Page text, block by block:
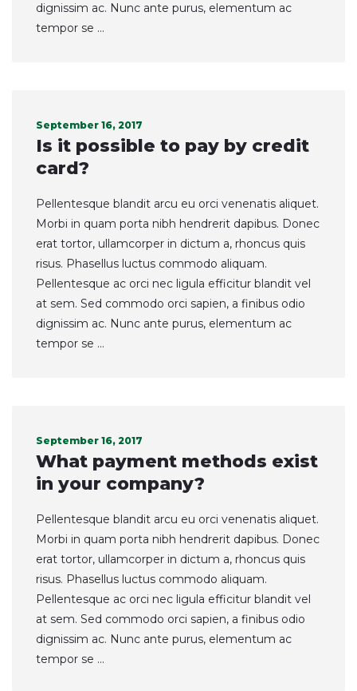
dignissim ac. Nunc ante purus, elementum ac
tempor se ...
September 16, 2017
Is it possible to pay by credit
card?
Pellentesque blandit arcu eu orci venenatis aliquet.
Morbi in quam porta nibh hendrerit dapibus. Donec
erat tortor, ullamcorper in dictum a, rhoncus quis
risus. Phasellus luctus commodo aliquam.
Pellentesque ac orci nec ligula efficitur blandit vel
at sem. Sed commodo orci sapien, a finibus odio
dignissim ac. Nunc ante purus, elementum ac
tempor se ...
September 16, 2017
What payment methods exist
in your company?
Pellentesque blandit arcu eu orci venenatis aliquet.
Morbi in quam porta nibh hendrerit dapibus. Donec
erat tortor, ullamcorper in dictum a, rhoncus quis
risus. Phasellus luctus commodo aliquam.
Pellentesque ac orci nec ligula efficitur blandit vel
at sem. Sed commodo orci sapien, a finibus odio
dignissim ac. Nunc ante purus, elementum ac
tempor se ...